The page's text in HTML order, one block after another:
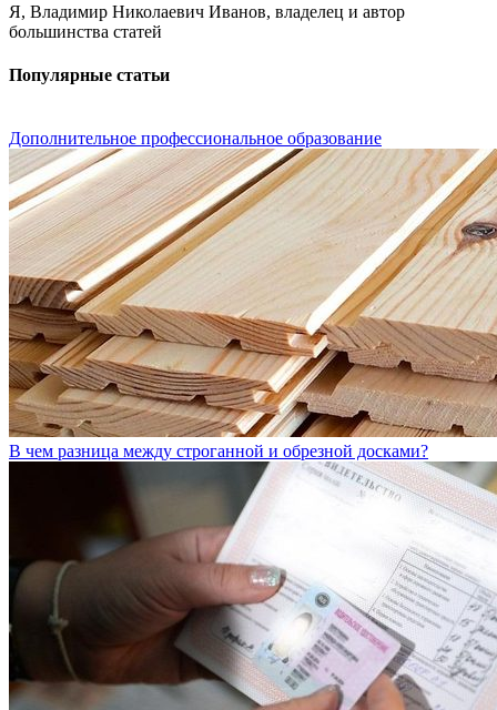
Я, Владимир Николаевич Иванов, владелец и автор
большинства статей
Популярные статьи
Дополнительное профессиональное образование
В чем разница между строганной и обрезной досками?